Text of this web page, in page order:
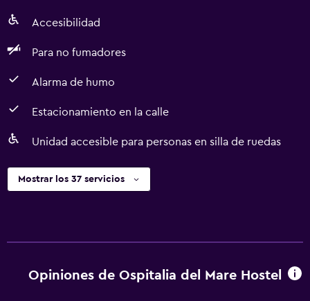
Accesibilidad
Para no fumadores
Alarma de humo
Estacionamiento en la calle
Unidad accesible para personas en silla de ruedas
Mostrar los 37 servicios
Opiniones de Ospitalia del Mare Hostel